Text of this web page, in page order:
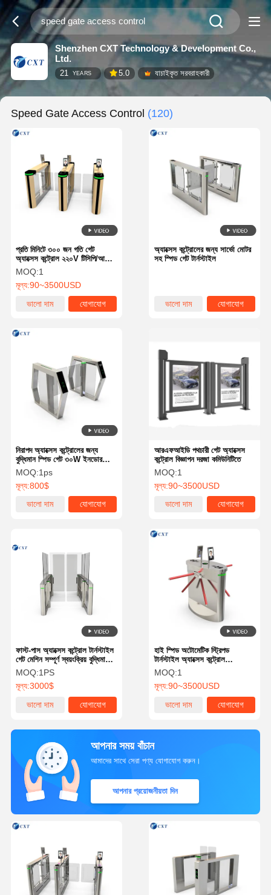
Shenzhen CXT Technology & Development Co.,
Ltd.
21 YEARS 5.0 যাচাইকৃত সরবরাহকারী
Speed Gate Access Control (120)
প্রতি মিনিটে ৩০০ জন গতি গেট
অ্যাক্সেস কন্ট্রোল ২২০V টিসিপি/আইপি
কমিউনিকেশন ইন্টারফেস টি১২
MOQ:1
মূল্য:90~3500USD
ভালো দাম
যোগাযোগ
অ্যাক্সেস কন্ট্রোলের জন্য সার্ভো মোটর
সহ স্পিড গেট টার্নস্টাইল
ভালো দাম যোগাযোগ
নিরাপদ অ্যাক্সেস কন্ট্রোলের জন্য
বুদ্ধিমান স্পিড গেট ৩০W ইনডোর
আউটডোর
MOQ:1ps
মূল্য:800$
ভালো দাম
যোগাযোগ
আরএফআইডি পথচারী গেট অ্যাক্সেস
কন্ট্রোল বিজ্ঞাপন দরজা কমিউনিটিতে
MOQ:1
মূল্য:90~3500USD
ভালো দাম
যোগাযোগ
ফাস্ট-পাস অ্যাক্সেস কন্ট্রোল টার্নস্টাইল
গেট মেশিন সম্পূর্ণ স্বয়ংক্রিয় বুদ্ধিমান
সনাক্তকরণ
MOQ:1PS
মূল্য:3000$
ভালো দাম
যোগাযোগ
হাই স্পিড অটোমেটিক স্ট্রিপড
টার্নস্টাইল অ্যাক্সেস কন্ট্রোল
1000mm উচ্চতা জলরোধী
MOQ:1
মূল্য:90~3500USD
ভালো দাম
যোগাযোগ
আপনার সময় বাঁচান
আমাদের সাথে সেরা পণ্য যোগাযোগ করুন।
আপনার প্রয়োজনীয়তা দিন